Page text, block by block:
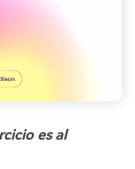
es al